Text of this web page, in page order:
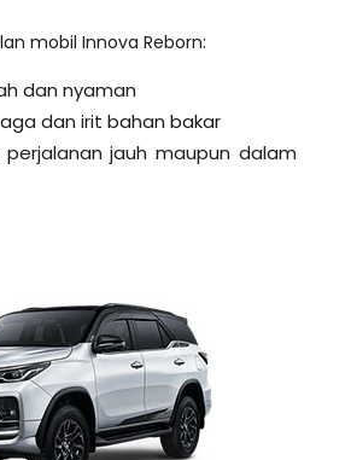
mobil Innova Reborn:
dan nyaman
dan irit bahan bakar
jauh maupun dalam